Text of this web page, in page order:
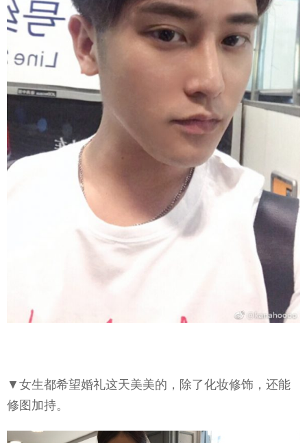
▼女生都希望婚礼这天美美的，除了化妆修饰，还能
修图加持。